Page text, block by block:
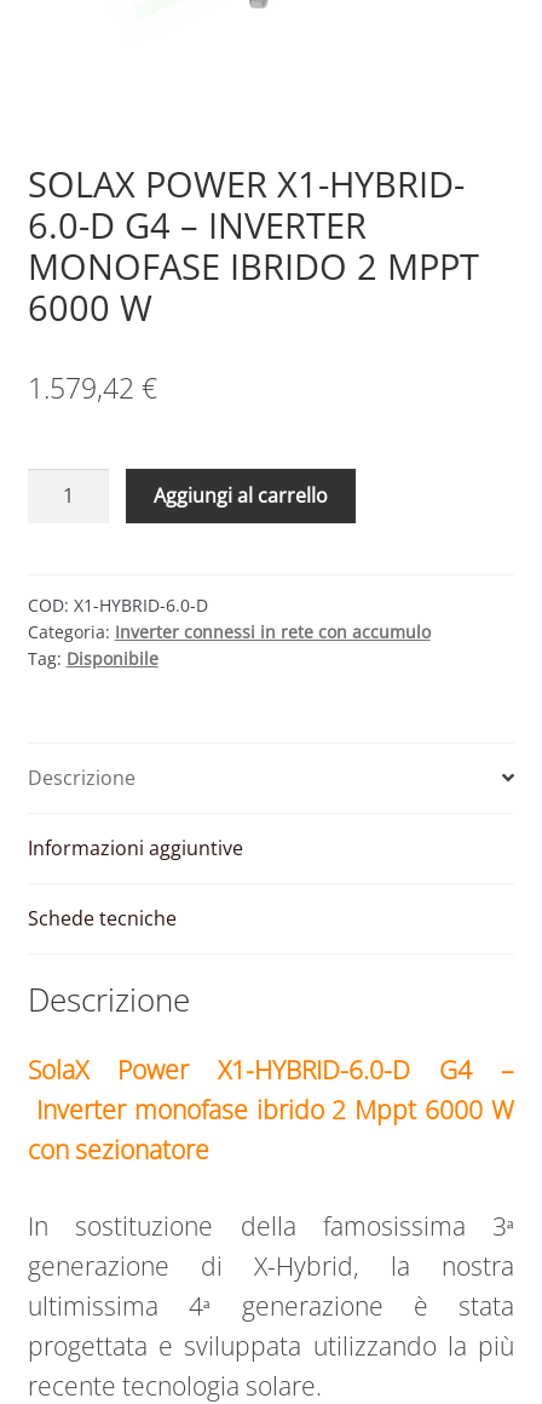
SOLAX POWER X1-HYBRID-
6.0-D G4 – INVERTER
MONOFASE IBRIDO 2 MPPT
6000 W
1.579,42 €
SOLAX
6.0-
D
G4
IBRIDO
MPPT
W
Aggiungi al carrello
COD: X1-HYBRID-6.0-D
Categoria: Inverter connessi in rete con accumulo
Tag: Disponibile
Descrizione
Informazioni aggiuntive
Schede tecniche
Descrizione
SolaX Power X1-HYBRID-6.0-D G4 –
Inverter monofase ibrido 2 Mppt 6000 W
con sezionatore
In sostituzione della famosissima 3ᵃ
generazione di X-Hybrid, la nostra
ultimissima 4ᵃ generazione è stata
progettata e sviluppata utilizzando la più
recente tecnologia solare.